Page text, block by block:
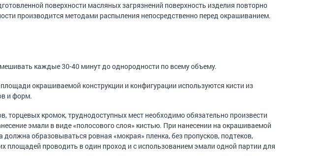
поверхности масляных загрязнений поверхность изделия повторно
производится методами распыления непосредственно перед окрашиванием.
каждые 30-40 минут до однородности по всему объему.
окрашиваемой конструкции и конфигурации используются кисти из
и форм.
торцевых кромок, труднодоступных мест необходимо обязательно произвести
эмали в виде «полосового слоя» кистью. При нанесении на окрашиваемой
должна образовываться ровная «мокрая» пленка, без пропусков, подтеков,
площадей проводить в один проход и с использованием эмали одной партии для